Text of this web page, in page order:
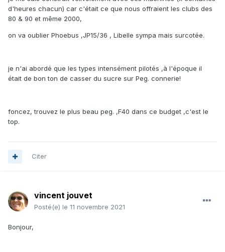
d'heures chacun) car c'était ce que nous offraient les clubs des
80 & 90 et même 2000,
on va oublier Phoebus ,JP15/36 , Libelle sympa mais surcotée.
je n'ai abordé que les types intensément pilotés ,à l'époque il
était de bon ton de casser du sucre sur Peg. connerie!
foncez, trouvez le plus beau peg. ,F40 dans ce budget ,c'est le
top.
Citer
vincent jouvet
Posté(e) le 11 novembre 2021
Bonjour,